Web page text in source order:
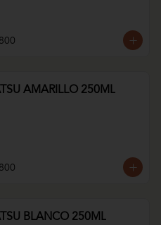
AMARILLO 250ML
BLANCO 250ML